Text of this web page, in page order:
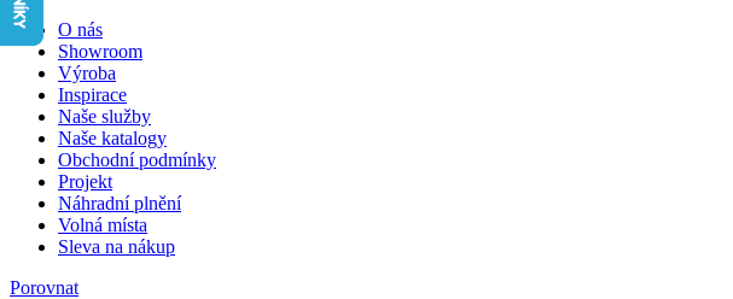
O nás
Showroom
Výroba
Inspirace
Naše služby
Naše katalogy
Obchodní podmínky
Projekt
Náhradní plnění
Volná místa
Sleva na nákup
Porovnat